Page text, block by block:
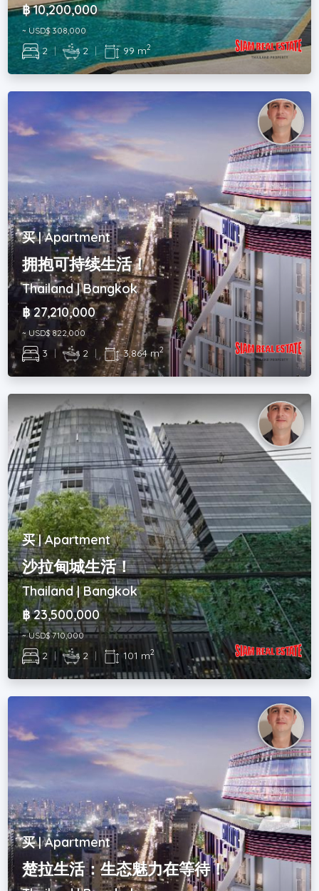
฿ 10,200,000
~ USD$ 308,000
2 | 2 | 99 m2
买 | Apartment
拥抱可持续生活！
Thailand | Bangkok
฿ 27,210,000
~ USD$ 822,000
3 | 2 | 3,864 m2
买 | Apartment
沙拉甸城生活！
Thailand | Bangkok
฿ 23,500,000
~ USD$ 710,000
2 | 2 | 101 m2
买 | Apartment
楚拉生活：生态魅力在等待！